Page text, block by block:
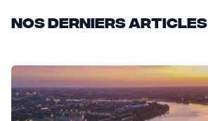
Nos derniers articles